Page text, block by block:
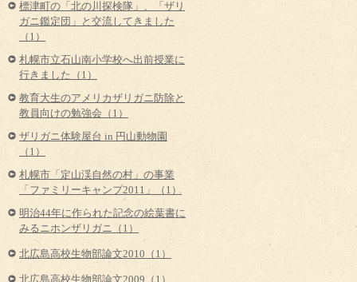
標津町の「北の川探検隊」、「ザリ
ガニ鑑定団」と交流してきました
（1）
札幌市立石山南小学校へ出前授業に
行きました（1）
教育大生のアメリカザリガニ防除と
教員向けの勉強会（1）
ザリガニ体験屋台 in 円山動物園
（1）
札幌市「定山渓自然の村」の事業
「ファミリーキャンプ2011」（1）
明治44年に作られた記念の絵葉書に
みるニホンザリガニ（1）
北広島高校生物部論文2010（1）